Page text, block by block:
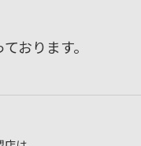
おります。